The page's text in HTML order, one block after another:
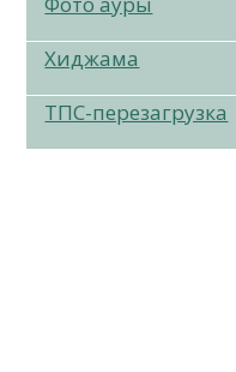
Хиджама
ТПС-перезагрузка